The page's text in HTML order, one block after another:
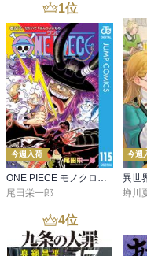
1位
今週入荷
ONE PIECE モノクロ版 115
尾田栄一郎
今週
蝉川
4位